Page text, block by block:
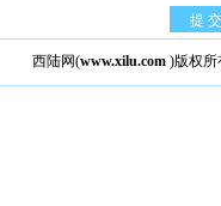
提 交
西陆网(www.xilu.com )版权